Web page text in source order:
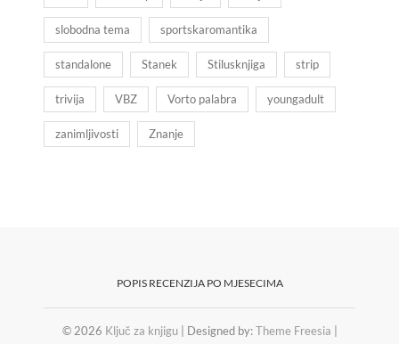
slobodna tema sportskaromantika
standalone Stanek Stilusknjiga strip
trivija VBZ Vorto palabra youngadult
zanimljivosti Znanje
POPIS RECENZIJA PO MJESECIMA
© 2026 Ključ za knjigu| Designed by:Theme Freesia